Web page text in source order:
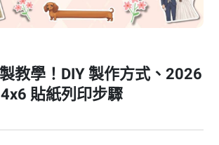
教學！DIY 製作方式、2026
貼紙列印步驟